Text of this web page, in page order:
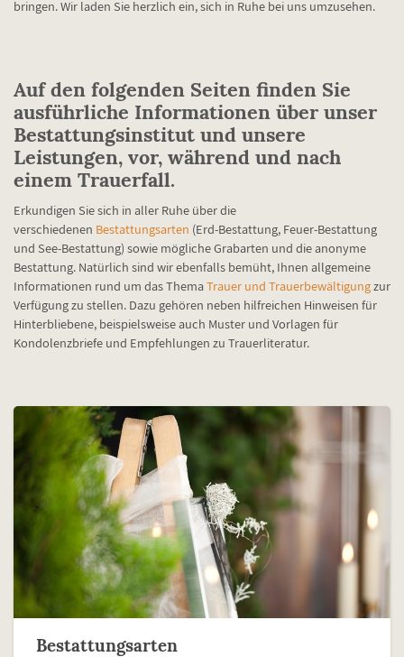
bringen. Wir laden Sie herzlich ein, sich in Ruhe bei uns umzusehen.
Auf den folgenden Seiten finden Sie
ausführliche Informationen über unser
Bestattungsinstitut und unsere
Leistungen, vor, während und nach
einem Trauerfall.
Erkundigen Sie sich in aller Ruhe über die
verschiedenen Bestattungsarten (Erd-Bestattung, Feuer-Bestattung
und See-Bestattung) sowie mögliche Grabarten und die anonyme
Bestattung. Natürlich sind wir ebenfalls bemüht, Ihnen allgemeine
Informationen rund um das ThemaTrauer und Trauerbewältigung zur
Verfügung zu stellen. Dazu gehören neben hilfreichen Hinweisen für
Hinterbliebene, beispielsweise auch Muster und Vorlagen für
Kondolenzbriefe und Empfehlungen zu Trauerliteratur.
Bestattungsarten